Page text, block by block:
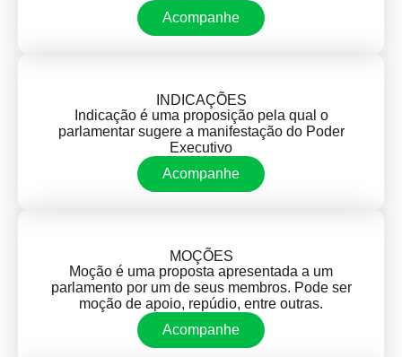
Acompanhe
INDICAÇÕES
Indicação é uma proposição pela qual o
parlamentar sugere a manifestação do Poder
Executivo
Acompanhe
MOÇÕES
Moção é uma proposta apresentada a um
parlamento por um de seus membros. Pode ser
moção de apoio, repúdio, entre outras.
Acompanhe